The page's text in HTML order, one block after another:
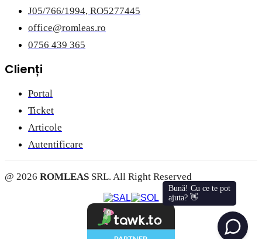
J05/766/1994, RO5277445
office@romleas.ro
0756 439 365
Clienți
Portal
Ticket
Articole
Autentificare
@ 2026 ROMLEAS SRL. All Right Reserved